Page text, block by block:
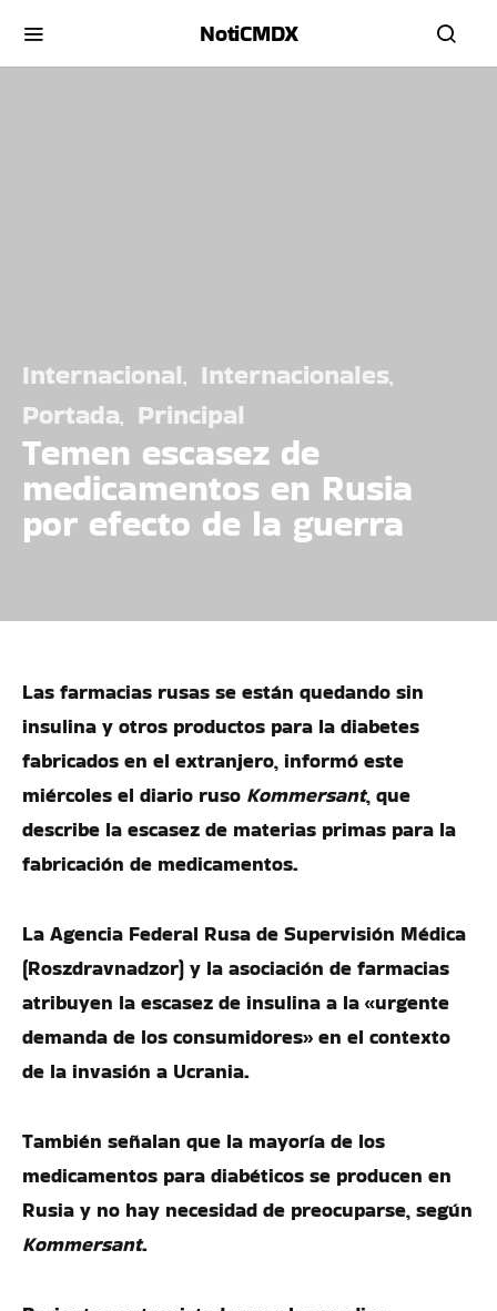
NotiCMDX
Internacional Internacionales
Portada Principal
Temen escasez de
medicamentos en Rusia
por efecto de la guerra
Las farmacias rusas se están quedando sin
insulina y otros productos para la diabetes
fabricados en el extranjero, informó este
miércoles el diario ruso Kommersant, que
describe la escasez de materias primas para la
fabricación de medicamentos.
La Agencia Federal Rusa de Supervisión Médica
(Roszdravnadzor) y la asociación de farmacias
atribuyen la escasez de insulina a la «urgente
demanda de los consumidores» en el contexto
de la invasión a Ucrania.
También señalan que la mayoría de los
medicamentos para diabéticos se producen en
Rusia y no hay necesidad de preocuparse, según
Kommersant.